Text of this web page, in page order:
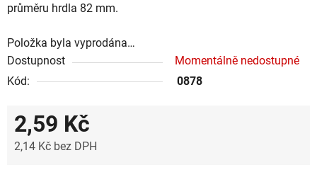
průměru hrdla 82 mm.
Položka byla vyprodána…
Dostupnost
Momentálně nedostupné
Kód:
0878
2,59 Kč
2,14 Kč bez DPH